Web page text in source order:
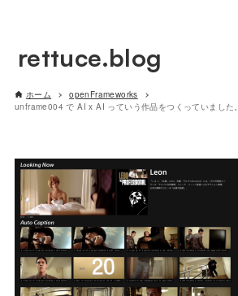
rettuce.blog
ホーム
openFrameworks
unframe004 で AI x AI っていう作品をつくっていました。